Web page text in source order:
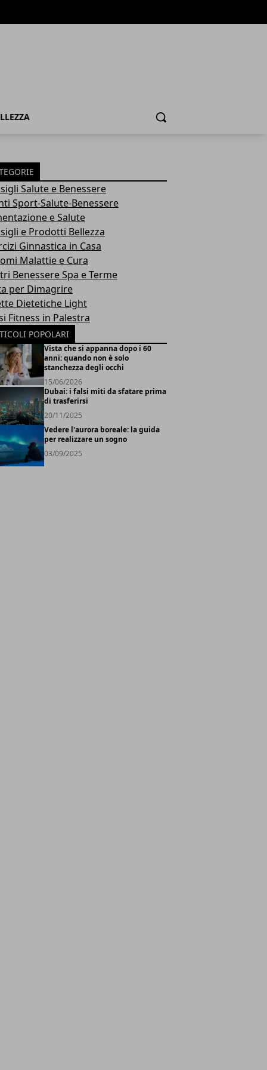
Cerca
Salute e Benessere
Sport-Salute-Benessere
e Salute
e Prodotti Bellezza
Ginnastica in Casa
Malattie e Cura
Benessere Spa e Terme
per Dimagrire
Dietetiche Light
Fitness in Palestra
POPOLARI
Vista che si appanna dopo i 60
anni: quando non è solo
stanchezza degli occhi
15/06/2026
Dubai: i falsi miti da sfatare prima
di trasferirsi
20/11/2025
Vedere l'aurora boreale: la guida
per realizzare un sogno
03/09/2025